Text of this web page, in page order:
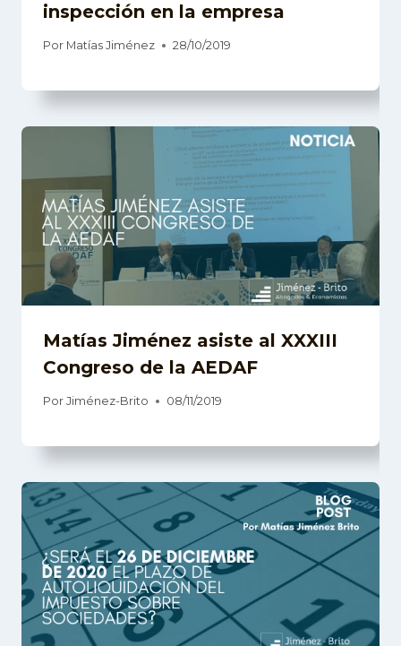
inspección en la empresa
Por Matías Jiménez 28/10/2019
Matías Jiménez asiste al XXXIII
Congreso de la AEDAF
Por Jiménez-Brito 08/11/2019